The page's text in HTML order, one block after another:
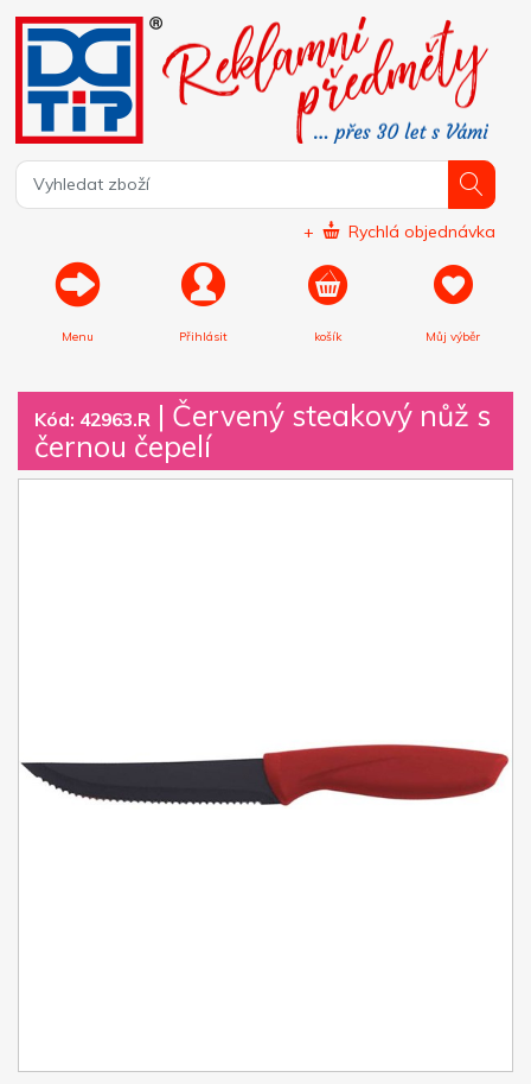
+ Rychlá objednávka
Menu Přihlásit košík Můj výběr
Kód: 42963.R | Červený steakový nůž s
černou čepelí